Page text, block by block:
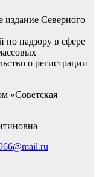
издание Северного
по надзору в сфере
о регистрации
«Советская